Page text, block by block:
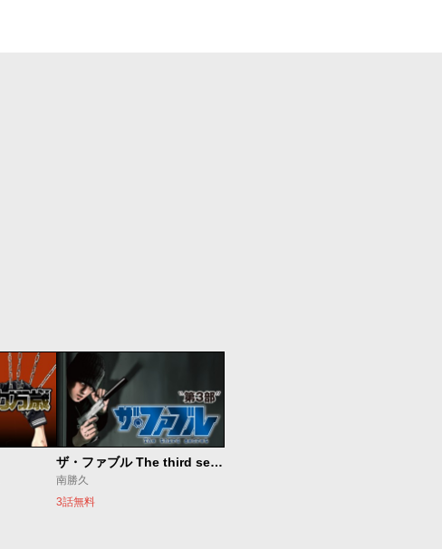
ザ・ファブル The third secret
南勝久
3話無料